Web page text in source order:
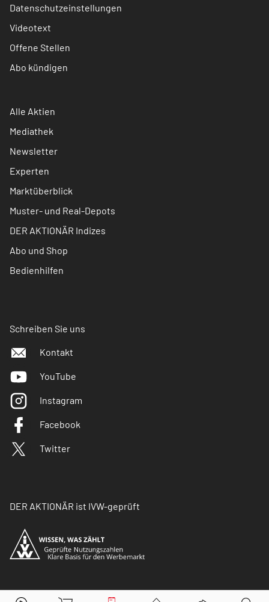
Datenschutzeinstellungen
Videotext
Offene Stellen
Abo kündigen
Alle Aktien
Mediathek
Newsletter
Experten
Marktüberblick
Muster- und Real-Depots
DER AKTIONÄR Indizes
Abo und Shop
Bedienhilfen
Schreiben Sie uns
Kontakt
YouTube
Instagram
Facebook
Twitter
DER AKTIONÄR ist IVW-geprüft